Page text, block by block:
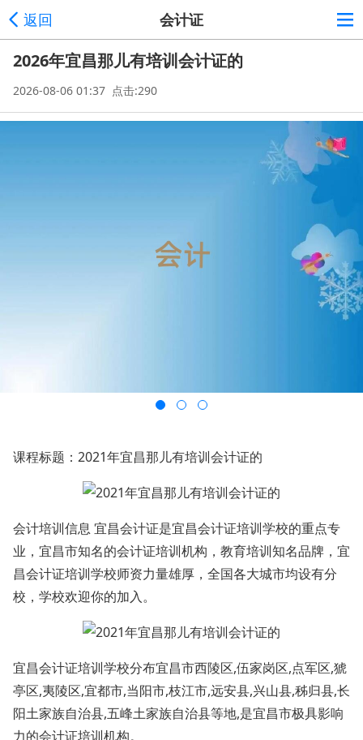
返回 会计证
2026年宜昌那儿有培训会计证的
2026-08-06 01:37 点击:290
课程标题：2021年宜昌那儿有培训会计证的
会计培训信息 宜昌会计证是宜昌会计证培训学校的重点专
业，宜昌市知名的会计证培训机构，教育培训知名品牌，宜
昌会计证培训学校师资力量雄厚，全国各大城市均设有分
校，学校欢迎你的加入。
宜昌会计证培训学校分布宜昌市西陵区,伍家岗区,点军区,猇
亭区,夷陵区,宜都市,当阳市,枝江市,远安县,兴山县,秭归县,长
阳土家族自治县,五峰土家族自治县等地,是宜昌市极具影响
力的会计证培训机构。